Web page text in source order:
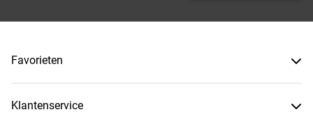
Favorieten
Klantenservice